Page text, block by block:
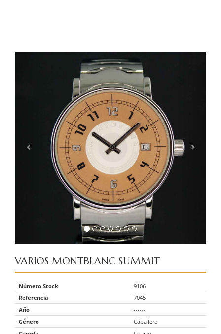
VARIOS MONTBLANC SUMMIT
Número Stock
9106
Referencia
7045
Año
------
Género
Caballero